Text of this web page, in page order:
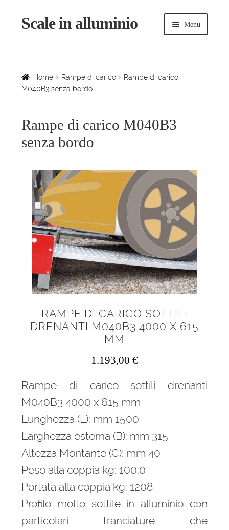
Vai
Vai
Scale in alluminio Menu
Scale a chiocciola
Linee vita
il
child
Rampe di carico
Sollevatori
Espandi
il
menu
child
Ponteggi
Scale in alluminio
Espandi
il
menu
Parapetti Ringhiere Balaustre in acciaio e alluminio Espandi
child
Valigie
Home Rampe di carico
Rampe di carico
M040B3 senza bordo
Rampe di carico M040B3
senza bordo
RAMPE DI CARICO SOTTILI
DRENANTI M040B3 4000 X 615
MM
1.193,00 €
Rampe di carico sottili drenanti
M040B3 4000 x 615 mm
Lunghezza (L): mm 1500
Larghezza esterna (B): mm 315
Altezza Montante (C): mm 40
Peso alla coppia kg: 100.0
Portata alla coppia kg: 1208
Profilo molto sottile in alluminio con
particolari tranciature che